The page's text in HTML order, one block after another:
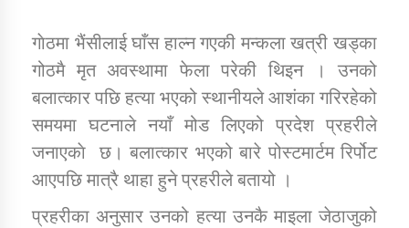
सामाजिक बिकास कार्यालय जुम्लाकाे सुचना
गाेठमा भैंसीलाई घाँस हाल्न गएकी मन्कला खत्री खड्का
गोठमै मृत अवस्थामा फेला परेकी थिइन । उनको
बलात्कार पछि हत्या भएको स्थानीयले आशंका गरिरहेको
समयमा घटनाले नयाँ मोड लिएको प्रदेश प्रहरीले
जनाएकाे छ। बलात्कार भएको बारे पोस्टमार्टम रिर्पोट
आएपछि मात्रै थाहा हुने प्रहरीले बतायो ।
प्रहरीका अनुसार उनको हत्या उनकै माइला जेठाजुको